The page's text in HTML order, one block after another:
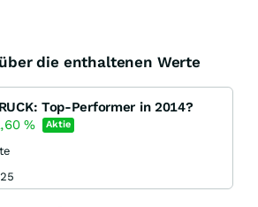
die enthaltenen Werte
Top-Performer in 2014?
% Aktie